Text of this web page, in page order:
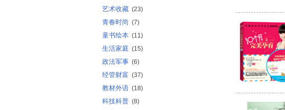
艺术收藏 (23)
青春时尚 (7)
童书绘本 (11)
生活家庭 (15)
政法军事 (6)
经管财富 (37)
教材外语 (18)
科技科普 (8)